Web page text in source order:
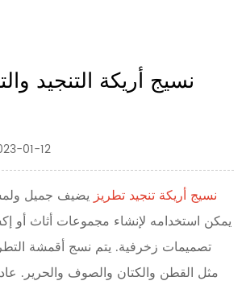
نسيج أريكة التنجيد
01-12
نسيج أريكة تنجيد تطريز يضيف جميل
يمكن استخدامه لإنشاء مجموعات أثاث أو
تصميمات زخرفية. يتم نسج أقمشة
مثل القطن والكتان والصوف والحرير.